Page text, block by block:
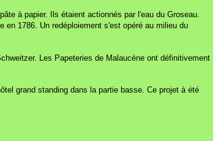
à papier. Ils étaient actionnés par l'eau du Groseau.
en 1786. Un redéploiement s'est opéré au milieu du
Les Papeteries de Malaucène ont définitivement
grand standing dans la partie basse. Ce projet à été